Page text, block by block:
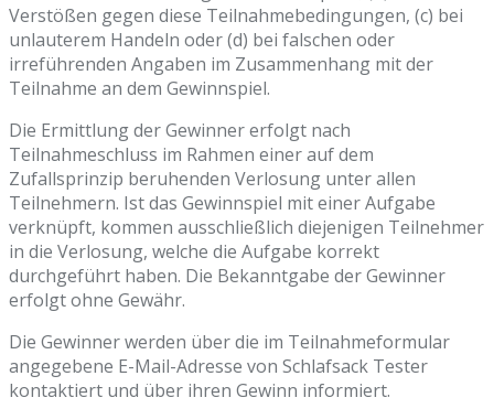
Verstößen gegen diese Teilnahmebedingungen, (c) bei
unlauterem Handeln oder (d) bei falschen oder
irreführenden Angaben im Zusammenhang mit der
Teilnahme an dem Gewinnspiel.
Die Ermittlung der Gewinner erfolgt nach
Teilnahmeschluss im Rahmen einer auf dem
Zufallsprinzip beruhenden Verlosung unter allen
Teilnehmern. Ist das Gewinnspiel mit einer Aufgabe
verknüpft, kommen ausschließlich diejenigen Teilnehmer
in die Verlosung, welche die Aufgabe korrekt
durchgeführt haben. Die Bekanntgabe der Gewinner
erfolgt ohne Gewähr.
Die Gewinner werden über die im Teilnahmeformular
angegebene E-Mail-Adresse von Schlafsack Tester
kontaktiert und über ihren Gewinn informiert.